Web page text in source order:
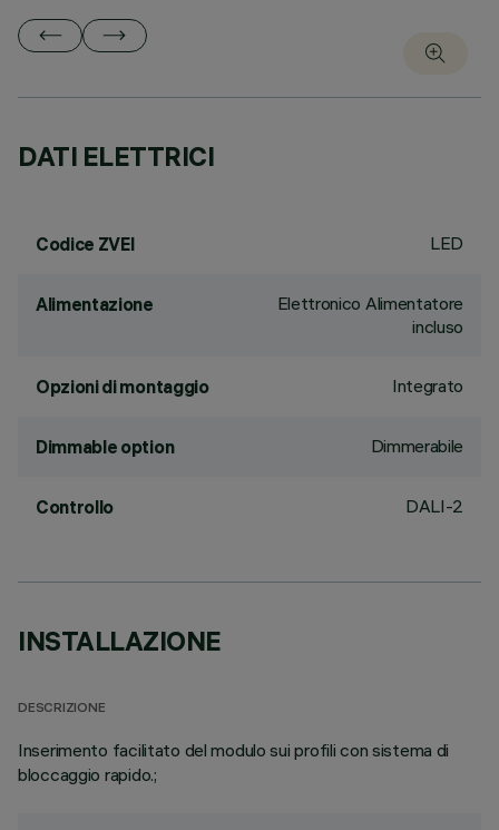
DATI ELETTRICI
Codice ZVEI LED
Alimentazione
Elettronico Alimentatore
incluso
Opzioni di montaggio Integrato
Dimmable option Dimmerabile
Controllo DALI-2
INSTALLAZIONE
DESCRIZIONE
Inserimento facilitato del modulo sui profili con sistema di
bloccaggio rapido.;